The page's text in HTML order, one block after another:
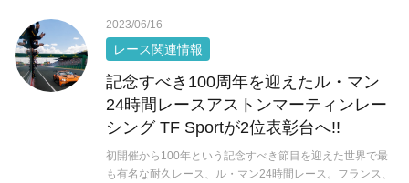
2023/06/16
レース関連情報
記念すべき100周年を迎えたル・マン
24時間レースアストンマーティンレー
シング TF Sportが2位表彰台へ!!
初開催から100年という記念すべき節目を迎えた世界で最
も有名な耐久レース、ル・マン24時間レース。フランス、